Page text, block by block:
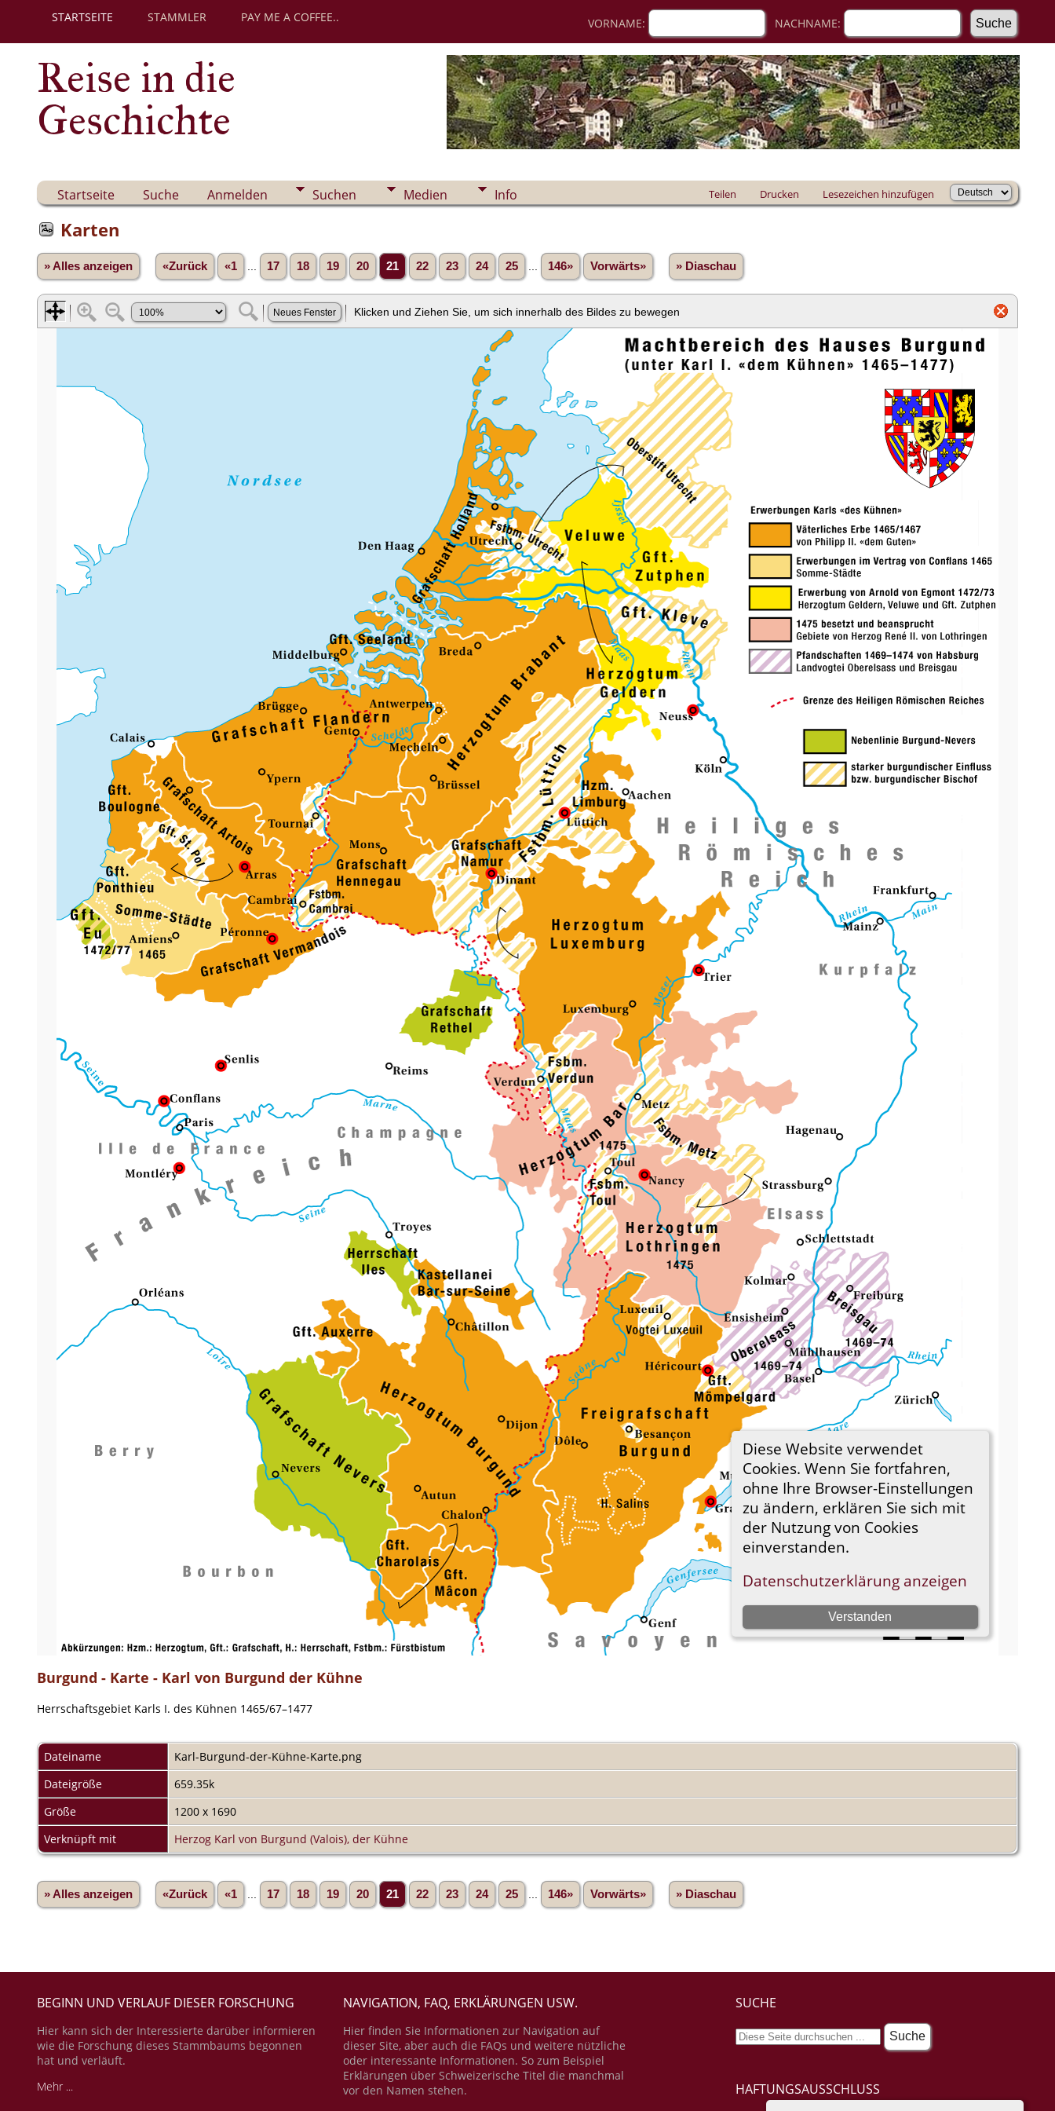
STARTSEITE STAMMLER PAY ME A COFFEE.. VORNAME: NACHNAME:
Reise in die
Geschichte
Startseite Suche Anmelden Suchen Medien Info Teilen Drucken Lesezeichen hinzufügen
Karten
» Alles anzeigen «Zurück «1 17 18 19 20 21 22 23 24 25 146» Vorwärts» » Diaschau
Burgund - Karte - Karl von Burgund der Kühne
Herrschaftsgebiet Karls I. des Kühnen 1465/67–1477
Dateiname
Karl-Burgund-der-Kühne-Karte.png
Dateigröße
659.35k
Größe
1200 x 1690
Verknüpft mit
Herzog Karl von Burgund (Valois), der Kühne
» Alles anzeigen «Zurück «1 17 18 19 20 21 22 23 24 25 146» Vorwärts» » Diaschau
BEGINN UND VERLAUF DIESER FORSCHUNG
Hier kann sich der Interessierte darüber informieren
wie die Forschung dieses Stammbaums begonnen
hat und verläuft.
Mehr ...
NAVIGATION, FAQ, ERKLÄRUNGEN USW.
Hier finden Sie Informationen zur Navigation auf
dieser Site, aber auch die FAQs und weitere nützliche
oder interessante Informationen. So zum Beispiel
Erklärungen über Schweizerische Titel die manchmal
vor den Namen stehen.
SUCHE
HAFTUNGSAUSSCHLUSS